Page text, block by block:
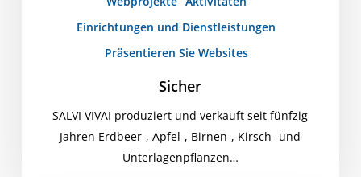
Einrichtungen und Dienstleistungen
Präsentieren Sie Websites
Sicher
SALVI VIVAI produziert und verkauft seit fünfzig
Jahren Erdbeer-, Apfel-, Birnen-, Kirsch- und
Unterlagenpflanzen…